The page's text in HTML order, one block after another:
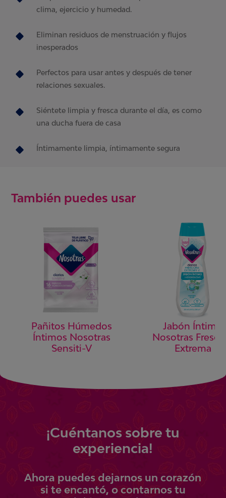
clima, ejercicio y humedad.
Eliminan residuos de menstruación y flujos
inesperados
Perfectos para usar antes y después de tener
relaciones sexuales.
Siéntete limpia y fresca durante el día, es como
una ducha fuera de casa
Íntimamente limpia, íntimamente segura
También puedes usar
Pañitos Húmedos
Íntimos Nosotras
Sensiti-V
Jabón Íntimo
Nosotras
Extrema
¡Cuéntanos sobre tu
experiencia!
Ahora puedes dejarnos un corazón
si te encantó, o contarnos tu